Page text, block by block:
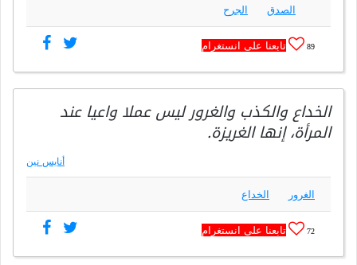
الصدق الجرح
89 تابعنا على انستغرام
الخداع والكذب والغرور ليس عملا واعيا عند
المرأة، إنها الغريزة.
أنايس نين
الغرور الخداع
72 تابعنا على انستغرام